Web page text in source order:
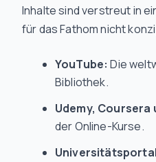
Inhalte sind verstreut in
für das Fathom nicht
YouTube: Die
Bibliothek.
Udemy, Coursera
der Online-Kurse.